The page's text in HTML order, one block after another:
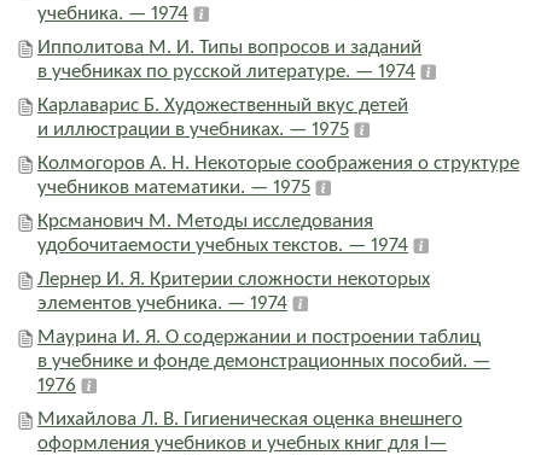
учебника. — 1974
Ипполитова М. И. Типы вопросов и заданий
в учебниках по русской литературе. — 1974
Карлаварис Б. Художественный вкус детей
и иллюстрации в учебниках. — 1975
Колмогоров А. Н. Некоторые соображения о структуре
учебников математики. — 1975
Крсманович М. Методы исследования
удобочитаемости учебных текстов. — 1974
Лернер И. Я. Критерии сложности некоторых
элементов учебника. — 1974
Маурина И. Я. О содержании и построении таблиц
в учебнике и фонде демонстрационных пособий. —
1976
Михайлова Л. В. Гигиеническая оценка внешнего
оформления учебников и учебных книг для I—